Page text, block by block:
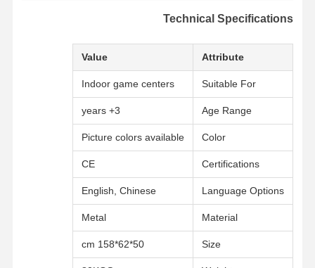
Technical Specifications
Attribute
Value
Suitable For
Indoor game centers
Age Range
3+ years
Color
Picture colors available
Certifications
CE
Language Options
English, Chinese
Material
Metal
Size
50*62*158 cm